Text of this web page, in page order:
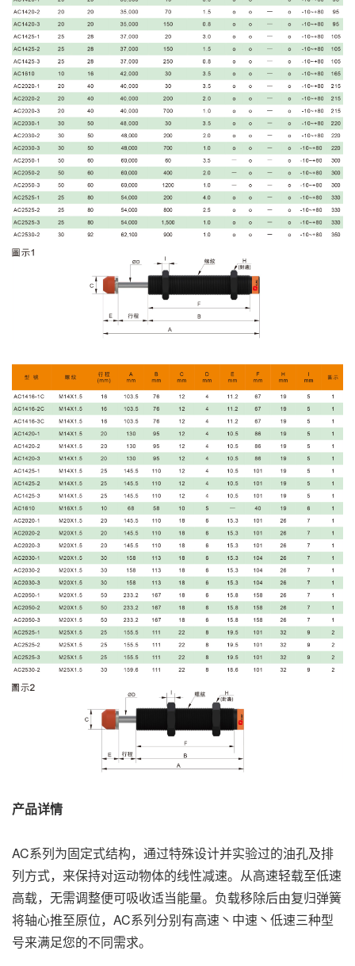
产品详情
AC系列为固定式结构，通过特殊设计并实验过的油孔及排
列方式，来保持对运动物体的线性减速。从高速轻载至低速
高载，无需调整便可吸收适当能量。负载移除后由复归弹簧
将轴心推至原位，AC系列分别有高速丶中速丶低速三种型
号来满足您的不同需求。